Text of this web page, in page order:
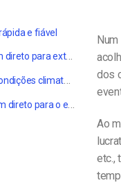
e fiável
Equipamento de transmissão em direto para exteriores
climatéricas adversas
dos
Ao
etc.,